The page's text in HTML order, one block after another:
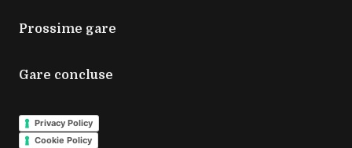
Prossime gare
Gare concluse
Privacy Policy
Cookie Policy